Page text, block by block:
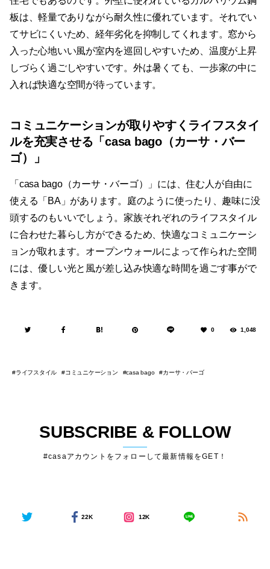
板は、軽量でありながら耐久性に優れています。それでい
てサビにくいため、経年劣化を抑制してくれます。窓から
入った心地いい風が室内を巡回しやすいため、温度が上昇
しづらく過ごしやすいです。外は暑くても、一歩家の中に
入れば快適な空間が待っています。
コミュニケーションが取りやすくライフスタイ
ルを充実させる「casa bago（カーサ・バー
ゴ）」
「casa bago（カーサ・バーゴ）」には、住む人が自由に
使える「BA」があります。庭のように使ったり、趣味に没
頭するのもいいでしょう。家族それぞれのライフスタイル
に合わせた暮らし方ができるため、快適なコミュニケーシ
ョンが取れます。オープンウォールによって作られた空間
には、優しい光と風が差し込み快適な時間を過ごす事がで
きます。
0 1,048
ライフスタイル コミュニケーション casa bago カーサ・バーゴ
SUBSCRIBE & FOLLOW
#casaアカウントをフォローして最新情報をGET！
22K 12K